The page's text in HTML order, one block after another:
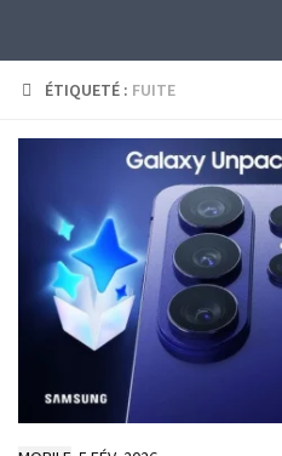
ÉTIQUETÉ : FUITE